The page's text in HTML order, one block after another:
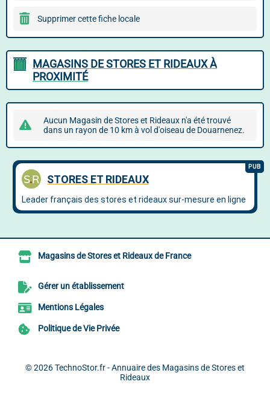
Supprimer cette fiche locale
MAGASINS DE STORES ET RIDEAUX À
PROXIMITÉ
Aucun Magasin de Stores et Rideaux n'a été trouvé
dans un rayon de 10 km à vol d'oiseau de Douarnenez.
Magasins de Stores et Rideaux de France
Gérer un établissement
Mentions Légales
Politique de Vie Privée
© 2026TechnoStor.fr - Annuaire des Magasins de Stores et
Rideaux